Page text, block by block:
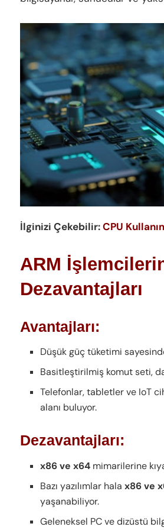
İlginizi Çekebilir:CPU
ARM
Dezavantajları
Avantajları:
Düşük güç tüketimi
Basitleştirilmiş komut seti,
Telefonlar, tabletler ve IoT
alanı buluyor.
Dezavantajları:
x86 ve x64 mimarilerine
Bazı yazılımlar halax86 ve
yaşanabiliyor.
Geleneksel PC ve dizüstü